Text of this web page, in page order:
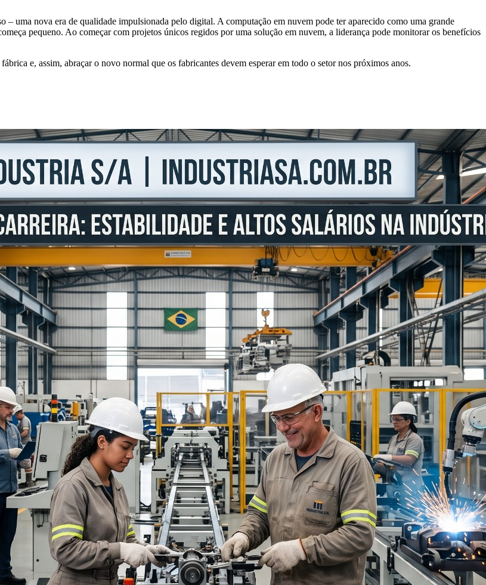
– uma nova era de qualidade impulsionada pelo digital. A computação em nuvem pode ter aparecido como uma grande
pequeno. Ao começar com projetos únicos regidos por uma solução em nuvem, a liderança pode monitorar os benefícios
e, assim, abraçar o novo normal que os fabricantes devem esperar em todo o setor nos próximos anos.